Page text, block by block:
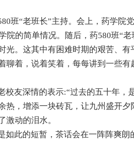
班“老班长”主持。会上，药学院
院的简单情况。随后，药580班“
光。这其中有困难时期的艰苦、
聊着，说着笑着，每每讲到一些
校友深情的表示:“过去的五十年，
热，增添一块砖瓦，让九州盛开
激动的泪水。
如此的短暂，茶话会在一阵阵爽朗